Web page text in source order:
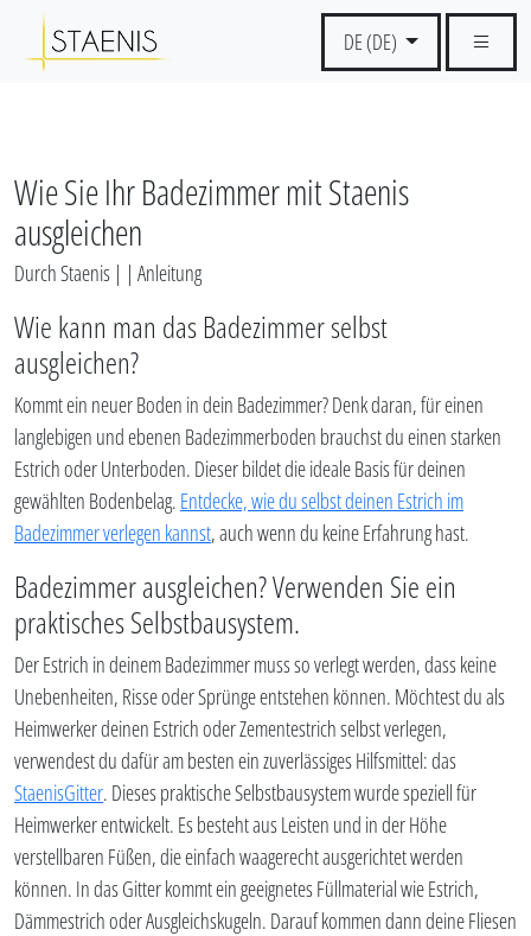
DE (DE)
Wie Sie Ihr Badezimmer mit Staenis
ausgleichen
Durch Staenis | | Anleitung
Wie kann man das Badezimmer selbst
ausgleichen?
Kommt ein neuer Boden in dein Badezimmer? Denk daran, für einen
langlebigen und ebenen Badezimmerboden brauchst du einen starken
Estrich oder Unterboden. Dieser bildet die ideale Basis für deinen
gewählten Bodenbelag. Entdecke, wie du selbst deinen Estrich im
Badezimmer verlegen kannst, auch wenn du keine Erfahrung hast.
Badezimmer ausgleichen? Verwenden Sie ein
praktisches Selbstbausystem.
Der Estrich in deinem Badezimmer muss so verlegt werden, dass keine
Unebenheiten, Risse oder Sprünge entstehen können. Möchtest du als
Heimwerker deinen Estrich oder Zementestrich selbst verlegen,
verwendest du dafür am besten ein zuverlässiges Hilfsmittel: das
StaenisGitter. Dieses praktische Selbstbausystem wurde speziell für
Heimwerker entwickelt. Es besteht aus Leisten und in der Höhe
verstellbaren Füßen, die einfach waagerecht ausgerichtet werden
können. In das Gitter kommt ein geeignetes Füllmaterial wie Estrich,
Dämmestrich oder Ausgleichskugeln. Darauf kommen dann deine Fliesen